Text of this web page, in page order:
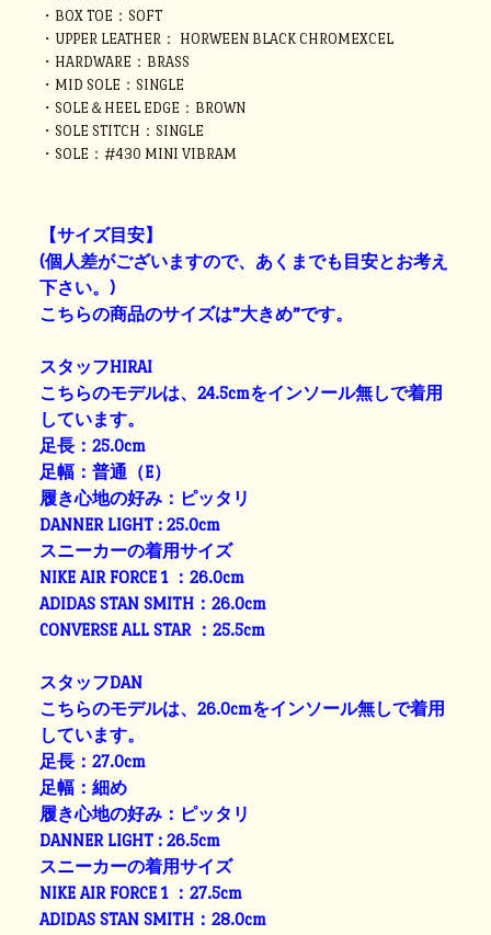
・BOX TOE：SOFT
・UPPER LEATHER： HORWEEN BLACK CHROMEXCEL
・HARDWARE：BRASS
・MID SOLE：SINGLE
・SOLE＆HEEL EDGE：BROWN
・SOLE STITCH：SINGLE
・SOLE：#430 MINI VIBRAM
【サイズ目安】
(個人差がございますので、あくまでも目安とお考え
下さい。)
こちらの商品のサイズは”大きめ”です。
スタッフHIRAI
こちらのモデルは、24.5cmをインソール無しで着用
しています。
足長：25.0cm
足幅：普通（E）
履き心地の好み：ピッタリ
DANNER LIGHT : 25.0cm
スニーカーの着用サイズ
NIKE AIR FORCE 1 ：26.0cm
ADIDAS STAN SMITH：26.0cm
CONVERSE ALL STAR ：25.5cm
スタッフDAN
こちらのモデルは、26.0cmをインソール無しで着用
しています。
足長：27.0cm
足幅：細め
履き心地の好み：ピッタリ
DANNER LIGHT : 26.5cm
スニーカーの着用サイズ
NIKE AIR FORCE 1 ：27.5cm
ADIDAS STAN SMITH：28.0cm